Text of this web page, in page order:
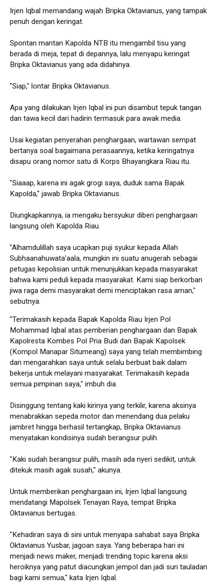
Irjen Iqbal memandang wajah Bripka Oktavianus, yang tampak
penuh dengan keringat.
Spontan mantan Kapolda NTB itu mengambil tisu yang
berada di meja, tepat di depannya, lalu menyapu keringat
Bripka Oktavianus yang ada didahinya.
"Siap," lontar Bripka Oktavianus.
Apa yang dilakukan Irjen Iqbal ini pun disambut tepuk tangan
dan tawa kecil dari hadirin termasuk para awak media.
Usai kegiatan penyerahan penghargaan, wartawan sempat
bertanya soal bagaimana perasaannya, ketika keringatnya
disapu orang nomor satu di Korps Bhayangkara Riau itu.
"Siaaap, karena ini agak grogi saya, duduk sama Bapak
Kapolda," jawab Bripka Oktavianus.
Diungkapkannya, ia mengaku bersyukur diberi penghargaan
langsung oleh Kapolda Riau.
"Alhamdulillah saya ucapkan puji syukur kepada Allah
Subhaanahuwata'aala, mungkin ini suatu anugerah sebagai
petugas kepolisian untuk menunjukkan kepada masyarakat
bahwa kami peduli kepada masyarakat. Kami siap berkorban
jiwa raga demi masyarakat demi menciptakan rasa aman,"
sebutnya.
"Terimakasih kepada Bapak Kapolda Riau Irjen Pol
Mohammad Iqbal atas pemberian penghargaan dan Bapak
Kapolresta Kombes Pol Pria Budi dan Bapak Kapolsek
(Kompol Manapar Situmeang) saya yang telah membimbing
dan mengarahkan saya untuk selalu berbuat baik dalam
bekerja untuk melayani masyarakat. Terimakasih kepada
semua pimpinan saya," imbuh dia.
Disinggung tentang kaki kirinya yang terkilir, karena aksinya
menabrakkan sepeda motor dan menendang dua pelaku
jambret hingga berhasil tertangkap, Bripka Oktavianus
menyatakan kondisinya sudah berangsur pulih.
"Kaki sudah berangsur pulih, masih ada nyeri sedikit, untuk
ditekuk masih agak susah," akunya.
Untuk memberikan penghargaan ini, Irjen Iqbal langsung
mendatangi Mapolsek Tenayan Raya, tempat Bripka
Oktavianus bertugas.
"Kehadiran saya di sini untuk menyapa sahabat saya Bripka
Oktavianus Yusbar, jagoan saya. Yang beberapa hari ini
menjadi news maker, menjadi trending topic karena aksi
heroiknya yang patut diacungkan jempol dan jadi suri tauladan
bagi kami semua," kata Irjen Iqbal.